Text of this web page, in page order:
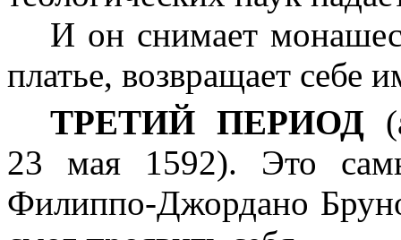
И он снимает
платье, возвращает
ТРЕТИЙ ПЕРИОД
23 мая 1592). Это
Филиппо-Джордано